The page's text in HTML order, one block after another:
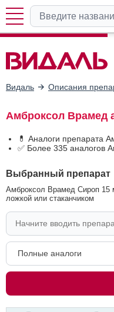
Видаль Описания
Амброксол Врамед
💊 Аналоги препарата
✅ Более 335 аналогов
Выбранный препарат
Амброксол Врамед Сироп
ложкой или стаканчиком